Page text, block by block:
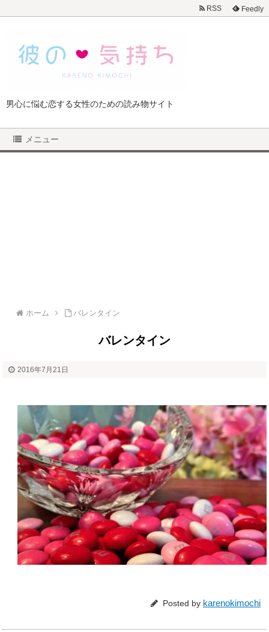
男心に悩む恋する女性のための読み物サイト
メニュー
RSS Feedly
ホーム バレンタイン
バレンタイン
2016年7月21日
Posted by karenokimochi